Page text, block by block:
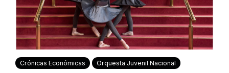
Crónicas Económicas Orquesta Juvenil Nacional